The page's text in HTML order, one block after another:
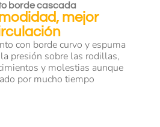
borde cascada
mejor
con borde curvo y espuma
presión sobre las rodillas,
y molestias aunque
por mucho tiempo